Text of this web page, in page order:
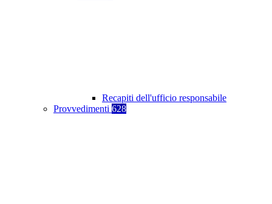
Recapiti dell'ufficio responsabile
Provvedimenti 628